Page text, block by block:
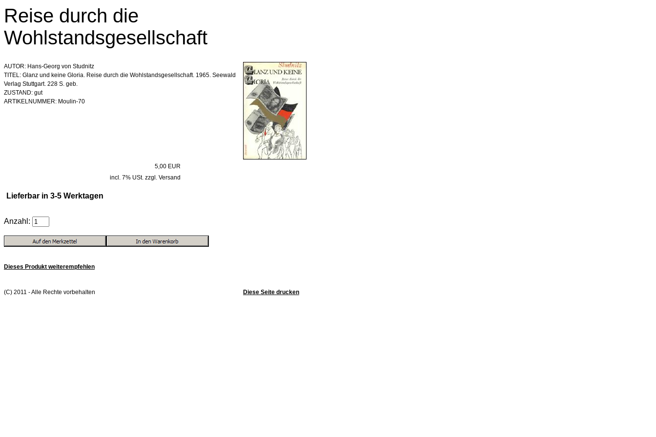
Reise durch die
Wohlstandsgesellschaft
AUTOR: Hans-Georg von Studnitz
TITEL: Glanz und keine Gloria. Reise durch die Wohlstandsgesellschaft. 1965. Seewald
Verlag Stuttgart. 228 S. geb.
ZUSTAND: gut
ARTIKELNUMMER: Moulin-70
5,00 EUR
incl. 7% USt. zzgl. Versand
Lieferbar in 3-5 Werktagen
Anzahl:
Dieses Produkt weiterempfehlen
(C) 2011 - Alle Rechte vorbehalten Diese Seite drucken